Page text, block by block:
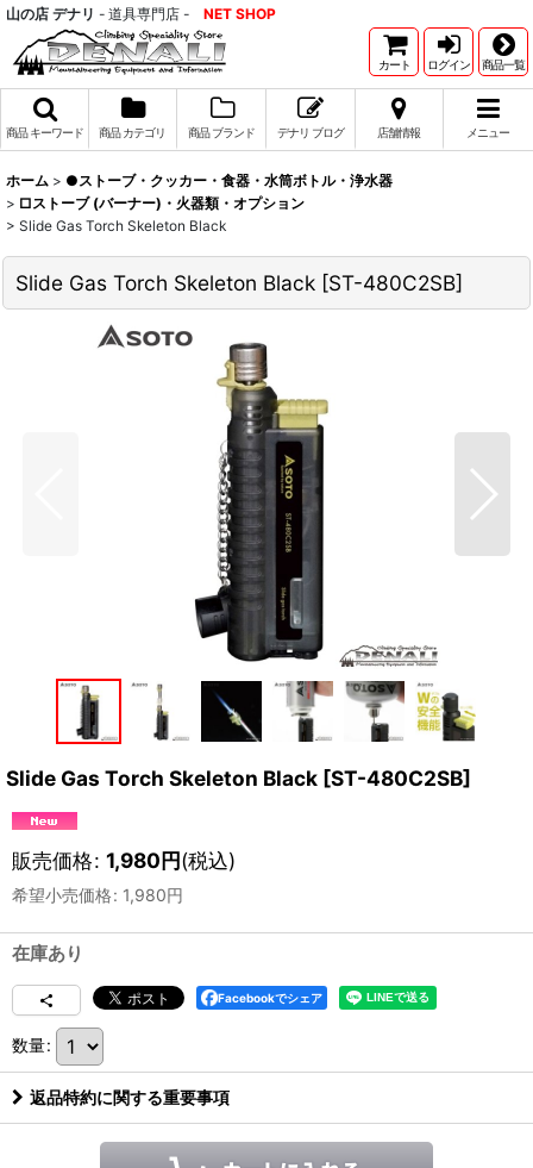
山の店 デナリ - 道具専門店 - NET SHOP
カート ログイン 商品一覧
商品 キーワード 商品 カテゴリ 商品 ブランド デナリ ブログ 店舗情報 メニュー
ホーム > ●ストーブ・クッカー・食器・水筒ボトル・浄水器
> □ストーブ (バーナー)・火器類・オプション
> Slide Gas Torch Skeleton Black
Slide Gas Torch Skeleton Black [ST-480C2SB]
Slide Gas Torch Skeleton Black [ST-480C2SB]
販売価格: 1,980円(税込)
希望小売価格: 1,980円
在庫あり
Facebookでシェア
数量:
返品特約に関する重要事項